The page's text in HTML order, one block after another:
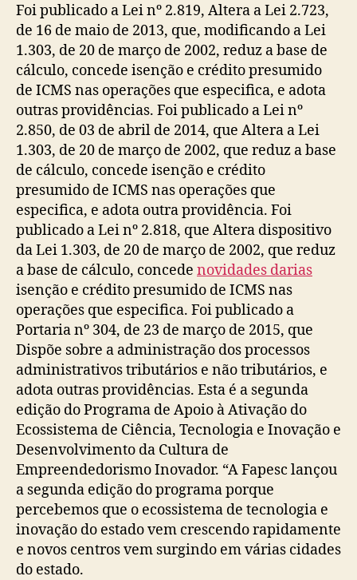
Foi publicado a Lei nº 2.819, Altera a Lei 2.723,
de 16 de maio de 2013, que, modificando a Lei
1.303, de 20 de março de 2002, reduz a base de
cálculo, concede isenção e crédito presumido
de ICMS nas operações que especifica, e adota
outras providências. Foi publicado a Lei nº
2.850, de 03 de abril de 2014, que Altera a Lei
1.303, de 20 de março de 2002, que reduz a base
de cálculo, concede isenção e crédito
presumido de ICMS nas operações que
especifica, e adota outra providência. Foi
publicado a Lei nº 2.818, que Altera dispositivo
da Lei 1.303, de 20 de março de 2002, que reduz
a base de cálculo, concede novidades darias
isenção e crédito presumido de ICMS nas
operações que especifica. Foi publicado a
Portaria nº 304, de 23 de março de 2015, que
Dispõe sobre a administração dos processos
administrativos tributários e não tributários, e
adota outras providências. Esta é a segunda
edição do Programa de Apoio à Ativação do
Ecossistema de Ciência, Tecnologia e Inovação e
Desenvolvimento da Cultura de
Empreendedorismo Inovador. “A Fapesc lançou
a segunda edição do programa porque
percebemos que o ecossistema de tecnologia e
inovação do estado vem crescendo rapidamente
e novos centros vem surgindo em várias cidades
do estado.